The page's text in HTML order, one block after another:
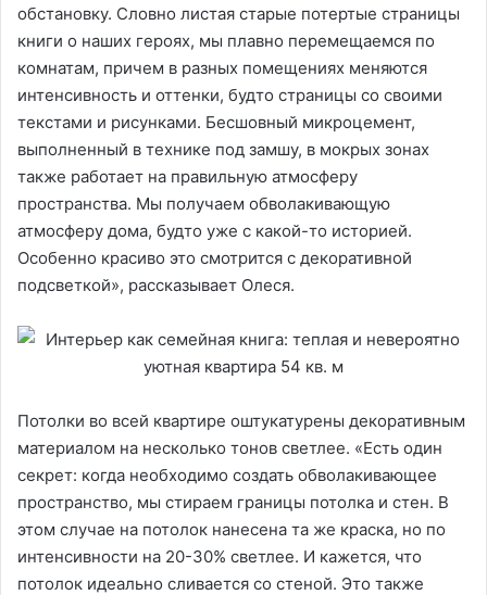
обстановку. Словно листая старые потертые страницы
книги о наших героях, мы плавно перемещаемся по
комнатам, причем в разных помещениях меняются
интенсивность и оттенки, будто страницы со своими
текстами и рисунками. Бесшовный микроцемент,
выполненный в технике под замшу, в мокрых зонах
также работает на правильную атмосферу
пространства. Мы получаем обволакивающую
атмосферу дома, будто уже с какой-то историей.
Особенно красиво это смотрится с декоративной
подсветкой», рассказывает Олеся.
Потолки во всей квартире оштукатурены декоративным
материалом на несколько тонов светлее. «Есть один
секрет: когда необходимо создать обволакивающее
пространство, мы стираем границы потолка и стен. В
этом случае на потолок нанесена та же краска, но по
интенсивности на 20-30% светлее. И кажется, что
потолок идеально сливается со стеной. Это также